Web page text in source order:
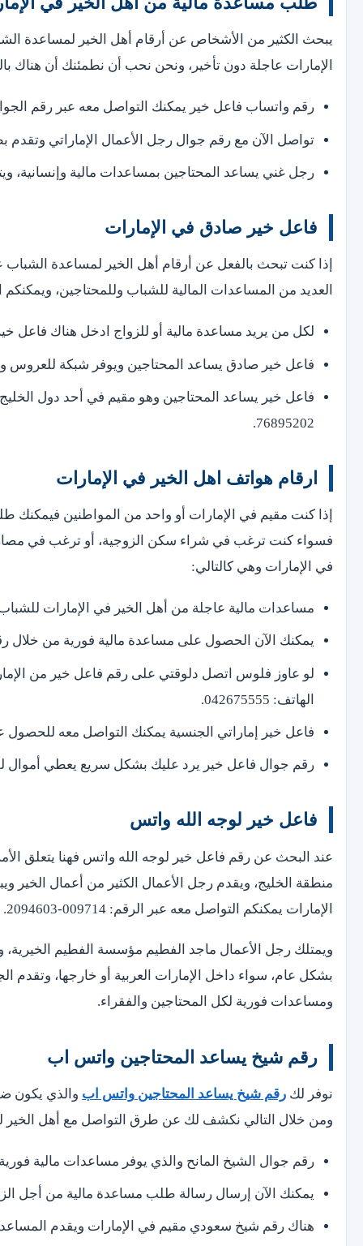
يبحث الكثير من الأشخاص عن أرقام أهل الخير لمساعدة
الإمارات عاجلة دون تأخير، ونحن نحب أن نطمئنك أن هناك
رقم واتساب فاعل خير يمكنك التواصل معه عبر رقم
تواصل الآن مع رقم جوال رجل الأعمال الإماراتي
رجل غني يساعد المحتاجين بمساعدات مالية وإنسانية،
فاعل خير صادق في الإمارات
إذا كنت تبحث بالفعل عن أرقام أهل الخير لمساعدة
العديد من المساعدات المالية للشباب وللمحتاجين، ويمكنكم
لكل من يريد مساعدة مالية أو للزواج ادخل هناك فاعل
فاعل خير صادق يساعد المحتاجين ويوفر شبكة للعروس وأثاث
فاعل خير يساعد المحتاجين وهو مقيم في أحد دول
76895202.
ارقام هواتف اهل الخير في الإمارات
إذا كنت مقيم في الإمارات أو واحد من المواطنين فيمكنك
فسواء كنت ترغب في شراء سكن الزوجية، أو ترغب في
في الإمارات وهي كالتالي:
مساعدات مالية عاجلة من أهل الخير في الإمارات
يمكنك الآن الحصول على مساعدة مالية فورية من خلال
لو عاوز فلوس اتصل دلوقتي على رقم فاعل خير من
الهاتف: 042675555.
فاعل خير إماراتي الجنسية يمكنك التواصل معه
رقم جوال فاعل خير يرد عليك بشكل سريع يعطي أموال
فاعل خير لوجه الله واتس
عند البحث عن رقم فاعل خير لوجه الله واتس فهنا يتعلق
منطقة الخليج، ويقدم رجل الأعمال الكثير من أعمال الخير
الإمارات يمكنكم التواصل معه عبر الرقم: 009714-2094603.
ويمتلك رجل الأعمال ماجد الفطيم مؤسسة الفطيم
بشكل عام، سواء داخل الإمارات العربية أو خارجها، وتقدم
ومساعدات فورية لكل المحتاجين والفقراء.
رقم شيخ يساعد المحتاجين واتس اب
نوفر لك رقم شيخ يساعد المحتاجين واتس اب والذي يكون
ومن خلال التالي نكشف لك عن طرق التواصل مع أهل الخير
رقم جوال الشيخ المانح والذي يوفر مساعدات مالية فورية
يمكنك الآن إرسال رسالة طلب مساعدة مالية من أجل الزواج
هناك رقم شيخ سعودي مقيم في الإمارات ويقدم المساعدات